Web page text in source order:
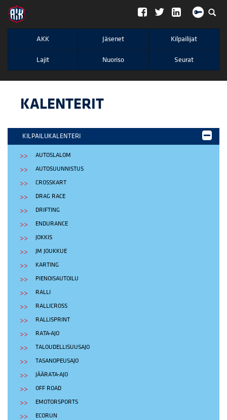
";
AKK Jäsenet Kilpailijat
Lajit Nuoriso Seurat
KALENTERIT
KILPAILUKALENTERI
AUTOSLALOM
AUTOSUUNNISTUS
CROSSKART
DRAG RACE
DRIFTING
ENDURANCE
JOKKIS
JM JOUKKUE
KARTING
PIENOISAUTOILU
RALLI
RALLICROSS
RALLISPRINT
RATA-AJO
TALOUDELLISUUSAJO
TASANOPEUSAJO
JÄÄRATA-AJO
OFF ROAD
EMOTORSPORTS
ECORUN